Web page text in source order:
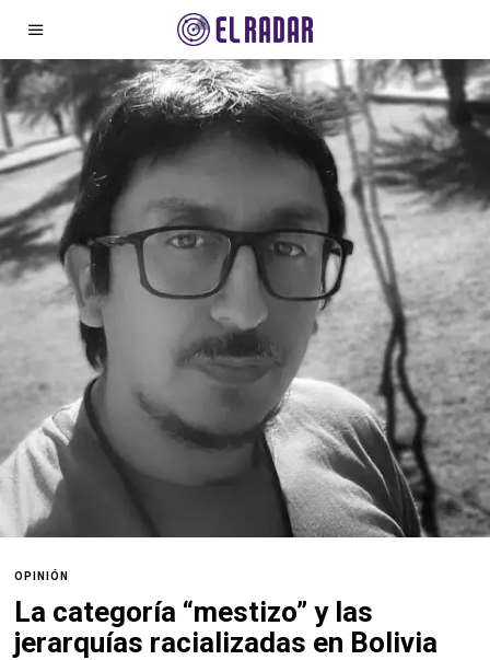
OPINIÓN
La categoría “mestizo” y las
jerarquías racializadas en Bolivia